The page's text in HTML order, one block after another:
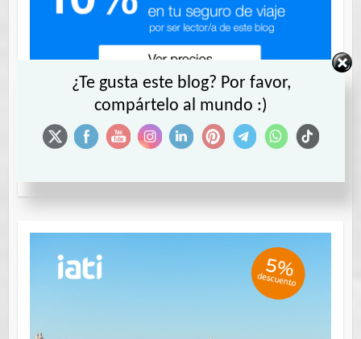
Contrata tu seguro INTERMUNDIAL
con 10% descuento.
¿Te gusta este blog? Por favor,
compártelo al mundo :)